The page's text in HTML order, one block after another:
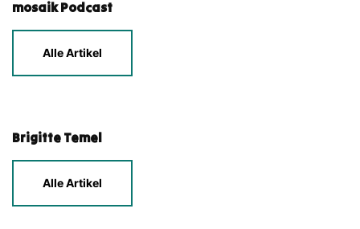
mosaik Podcast
Alle Artikel
Brigitte Temel
Alle Artikel